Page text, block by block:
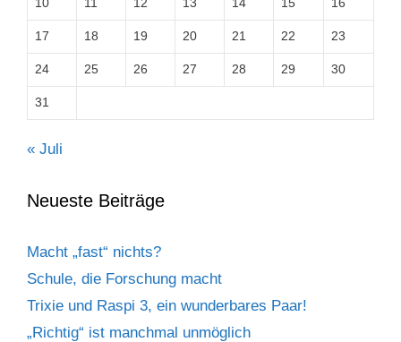
10 11 12 13 14 15 16
17 18 19 20 21 22 23
24 25 26 27 28 29 30
31
« Juli
Neueste Beiträge
Macht „fast“ nichts?
Schule, die Forschung macht
Trixie und Raspi 3, ein wunderbares Paar!
„Richtig“ ist manchmal unmöglich